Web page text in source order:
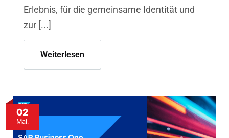
Erlebnis, für die gemeinsame Identität und
zur [...]
Weiterlesen
02
Mai.